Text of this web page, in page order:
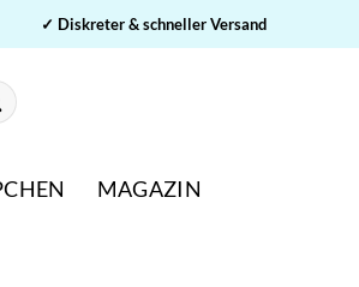
✓ Diskreter & schneller Versand
MAGAZIN